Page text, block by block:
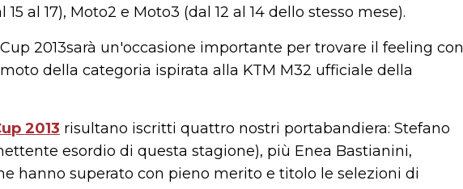
al 17), Moto2 e Moto3 (dal 12 al 14 dello stesso mese).
2013sarà un'occasione importante per trovare il feeling con
della categoria ispirata alla KTM M32 ufficiale della
2013 risultano iscritti quattro nostri portabandiera: Stefano
esordio di questa stagione), più Enea Bastianini,
hanno superato con pieno merito e titolo le selezioni di